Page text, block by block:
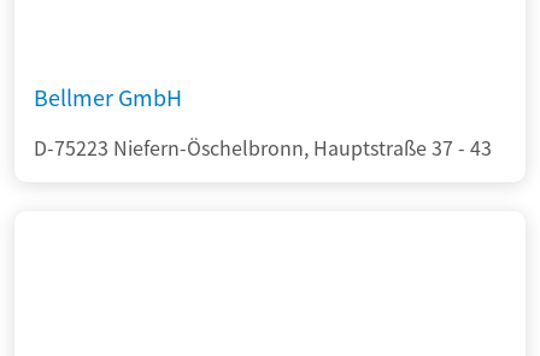
Bellmer GmbH
D-75223 Niefern-Öschelbronn, Hauptstraße 37 - 43